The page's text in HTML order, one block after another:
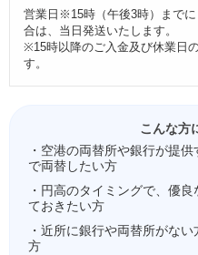
営業日※15時（午後3時）まで
合は、当日発送いたします。
※15時以降のご入金及び休業日
す。
こんな方
・空港の両替所や銀行が提
で両替したい方
・円高のタイミングで、優
ておきたい方
・近所に銀行や両替所がな
方